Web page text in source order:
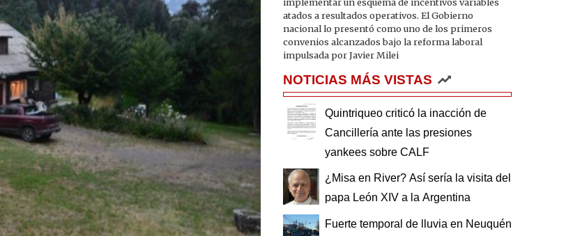
atados a resultados operativos. El Gobierno
nacional lo presentó como uno de los primeros
convenios alcanzados bajo la reforma laboral
impulsada por Javier Milei
NOTICIAS MÁS VISTAS
Quintriqueo criticó la inacción de
Cancillería ante las presiones
yankees sobre CALF
¿Misa en River? Así sería la visita del
papa León XIV a la Argentina
Fuerte temporal de lluvia en Neuquén